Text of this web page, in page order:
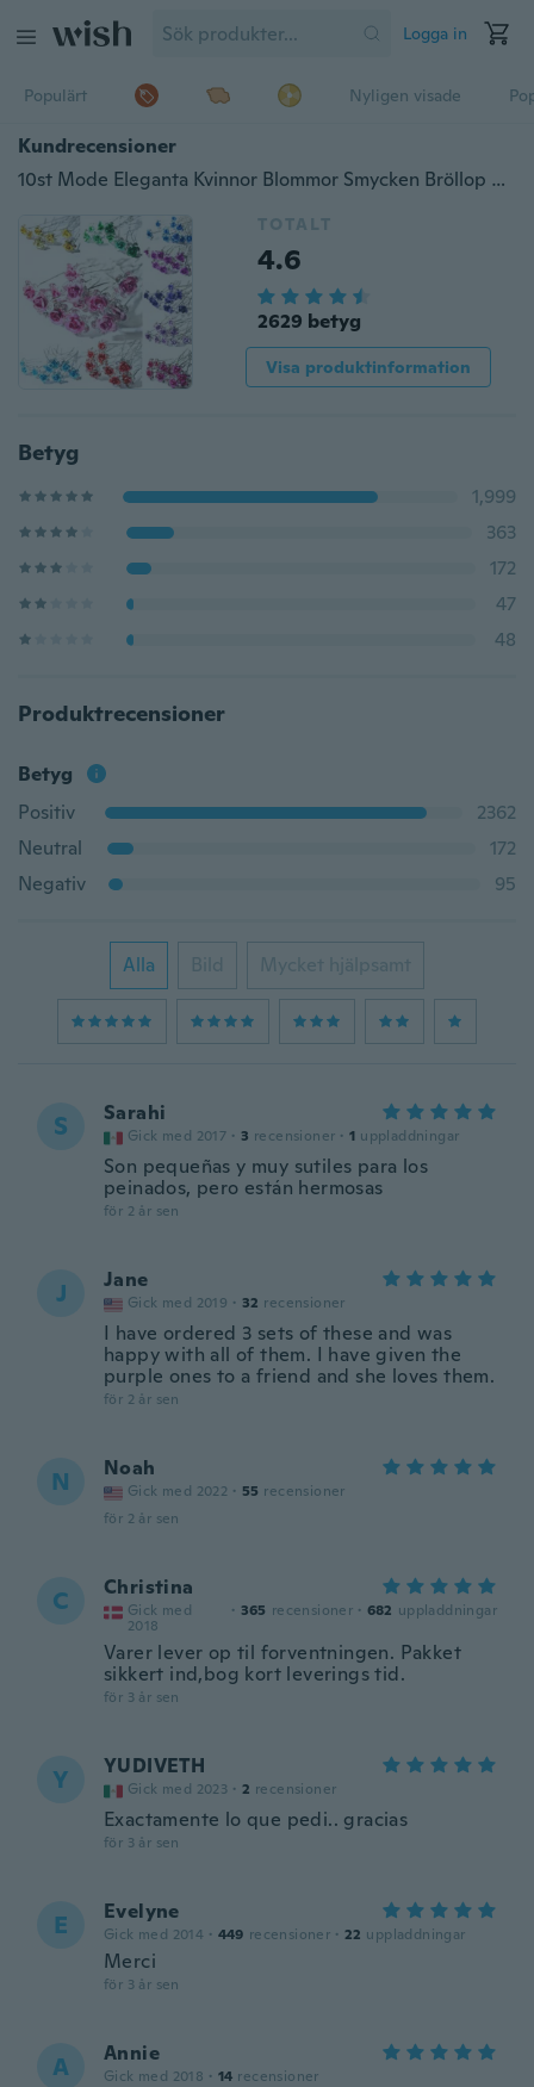
Logga in
Populärt Nyligen visade
Kundrecensioner
10st Mode Eleganta Kvinnor Blommor Smycken Bröllop Hår Dekor Clips Crystal Flower Hårnålar Strass Hårnål
TOTALT
4.6
2629 betyg
Visa produktinformation
Betyg
1,999
363
172
47
48
Produktrecensioner
Betyg
Positiv
2362
Neutral
172
Negativ
95
Alla Bild Mycket hjälpsamt
S Sarahi
Gick med 2017 · 3 recensioner · 1 uppladdningar
Son pequeñas y muy sutiles para los
peinados, pero están hermosas
för 2 år sen
J Jane
Gick med 2019 · 32 recensioner
I have ordered 3 sets of these and was
happy with all of them. I have given the
purple ones to a friend and she loves them.
för 2 år sen
N Noah
Gick med 2022 · 55 recensioner
för 2 år sen
C Christina
Gick med
2018
· 365 recensioner · 682 uppladdningar
Varer lever op til forventningen. Pakket
sikkert ind,bog kort leverings tid.
för 3 år sen
Y YUDIVETH
Gick med 2023 · 2 recensioner
Exactamente lo que pedi.. gracias
för 3 år sen
E Evelyne
Gick med 2014 · 449 recensioner · 22 uppladdningar
Merci
för 3 år sen
A Annie
Gick med 2018 · 14 recensioner